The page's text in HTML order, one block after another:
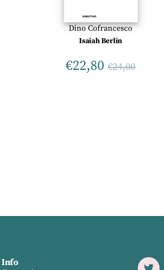
Dino Cofrancesco
Isaiah Berlin
€22,80 €24,00
Info